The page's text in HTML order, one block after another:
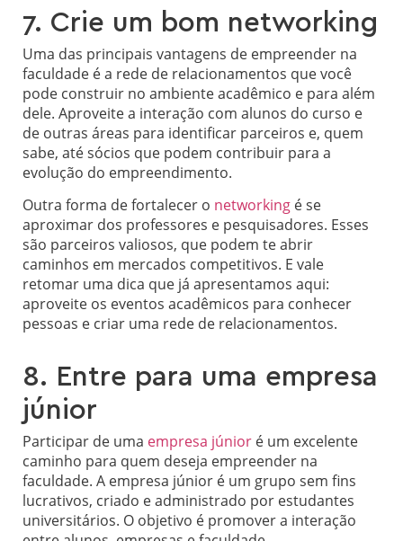
7. Crie um bom networking
Uma das principais vantagens de empreender na
faculdade é a rede de relacionamentos que você
pode construir no ambiente acadêmico e para além
dele. Aproveite a interação com alunos do curso e
de outras áreas para identificar parceiros e, quem
sabe, até sócios que podem contribuir para a
evolução do empreendimento.
Outra forma de fortalecer o networking é se
aproximar dos professores e pesquisadores. Esses
são parceiros valiosos, que podem te abrir
caminhos em mercados competitivos. E vale
retomar uma dica que já apresentamos aqui:
aproveite os eventos acadêmicos para conhecer
pessoas e criar uma rede de relacionamentos.
8. Entre para uma empresa
júnior
Participar de uma empresa júnior é um excelente
caminho para quem deseja empreender na
faculdade. A empresa júnior é um grupo sem fins
lucrativos, criado e administrado por estudantes
universitários. O objetivo é promover a interação